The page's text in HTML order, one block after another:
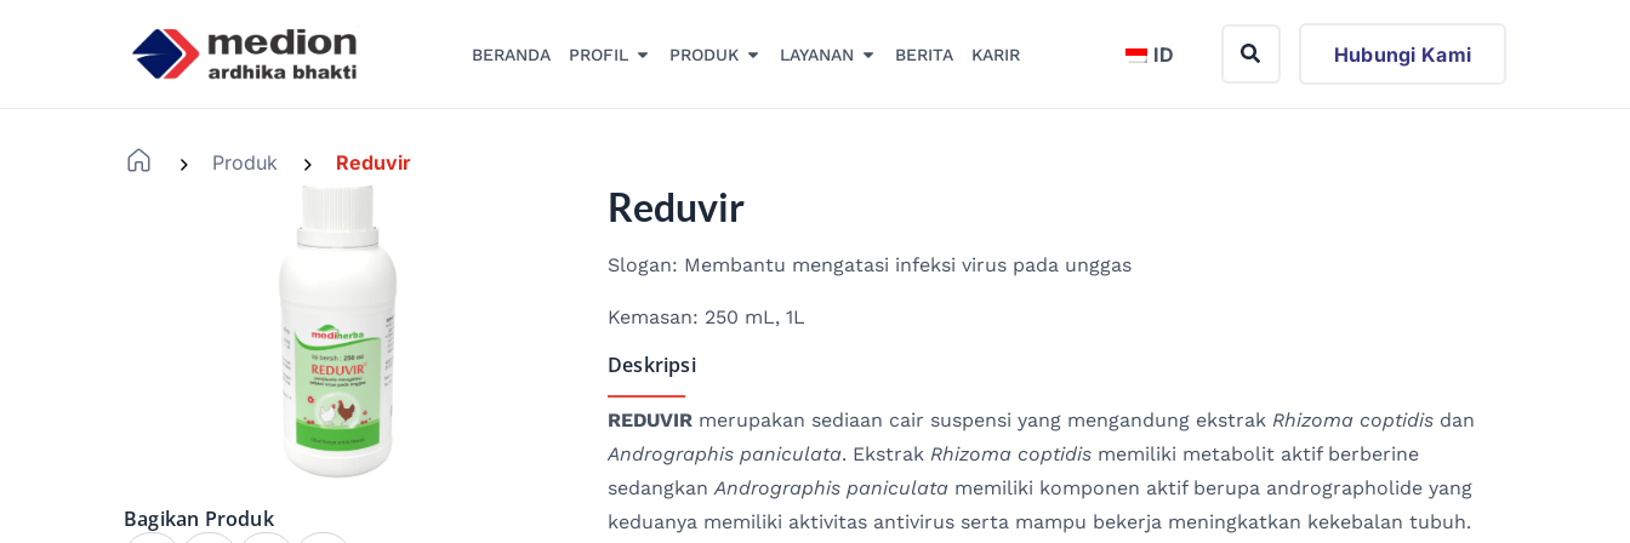
BERANDA PROFIL PRODUK LAYANAN BERITA KARIR ID Hubungi Kami
Produk Reduvir
Bagikan Produk
Reduvir
Slogan: Membantu mengatasi infeksi virus pada unggas
Kemasan: 250 mL, 1L
Deskripsi
REDUVIR merupakan sediaan cair suspensi yang mengandung ekstrak Rhizoma coptidis dan
Andrographis paniculata. Ekstrak Rhizoma coptidis memiliki metabolit aktif berberine
sedangkanAndrographis paniculata memiliki komponen aktif berupa andrographolide yang
keduanya memiliki aktivitas antivirus serta mampu bekerja meningkatkan kekebalan tubuh.